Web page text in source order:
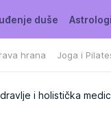
duše
hrana Joga i
i holistička